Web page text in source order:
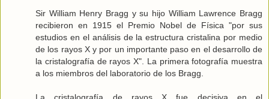
Sir William Henry Bragg y su hijo William Lawrence Bragg
recibieron en 1915 el Premio Nobel de Física "por sus
estudios en el análisis de la estructura cristalina por medio
de los rayos X y por un importante paso en el desarrollo de
la cristalografía de rayos X". La primera fotografía muestra
a los miembros del laboratorio de los Bragg.